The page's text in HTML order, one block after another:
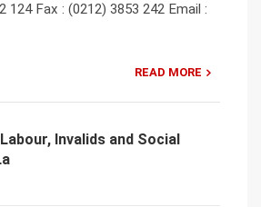
124 Fax : (0212) 3853 242 Email :
READ MORE
Invalids and Social